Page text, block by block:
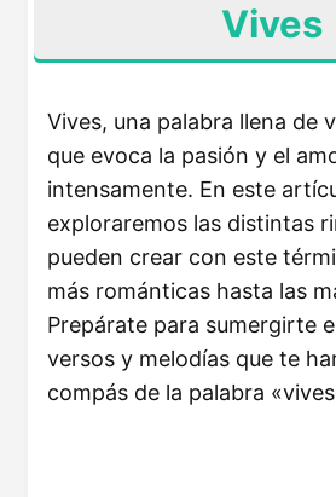
Vives
Vives, una palabra llena de
que evoca la pasión y el
intensamente. En este
exploraremos las distintas
pueden crear con este
más románticas hasta las
Prepárate para sumergirte
versos y melodías que te
compás de la palabra